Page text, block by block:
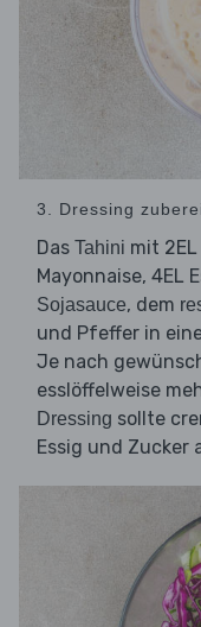
3. Dressing
Das Tahini mit
Mayonnaise, 4EL
Sojasauce, dem
und Pfeffer in
Je nach
esslöffelweise
Dressing sollte
Essig und Zucker